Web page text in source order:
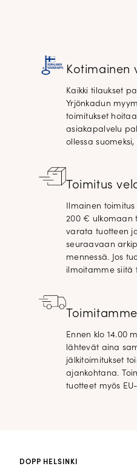
Kotimainen
Kaikki tilaukset
Yrjönkadun
toimitukset
asiakapalvelu
ollessa
Toimitus
Ilmainen
200 € ulkomaan
varata tuotteen
seuraavaan
mennessä. Jos
ilmoitamme siitä
Ennen klo 14.00
lähtevät aina
jälkitoimitukset
ajankohtana.
tuotteet myös
DOPP HELSINKI